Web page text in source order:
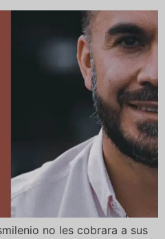
no les cobrara a sus